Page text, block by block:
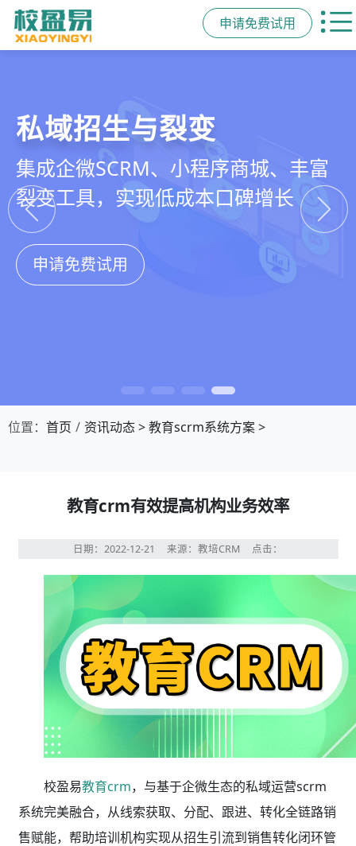
申请免费试用
教培行业CRM
以学员为中心，打通从引流、转化、
教学到复购转介绍的全生命周期增长
引擎
申请免费试用
智能销售漏斗
线索自动分配、标准化跟单、试听转
化分析，打造高绩效招生团队
申请免费试用
精细化客户运营
360°学员画像、自动化服务流程、智
能续费预警，深度挖掘学员长期价值
申请免费试用
私域招生与裂变
集成企微SCRM、小程序商城、丰富
裂变工具，实现低成本口碑增长
申请免费试用
位置： 首页 资讯动态>教育scrm系统方案>
教育crm有效提高机构业务效率
日期：2022-12-21 来源：教培CRM 点击：
校盈易教育crm，与基于企微生态的私域运营scrm
系统完美融合，从线索获取、分配、跟进、转化全链路销
售赋能，帮助培训机构实现从招生引流到销售转化闭环管